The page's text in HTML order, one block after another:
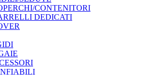
CONTENITORI
DEDICATI